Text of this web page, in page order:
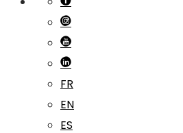
FR
EN
ES